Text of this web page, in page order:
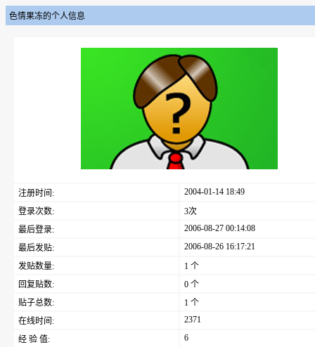
色情果冻的个人信息
注册时间:
2004-01-14 18:49
登录次数:
3次
最后登录:
2006-08-27 00:14:08
最后发贴:
2006-08-26 16:17:21
发贴数量:
1 个
回复贴数:
0 个
贴子总数:
1 个
在线时间:
2371
经 验 值:
6